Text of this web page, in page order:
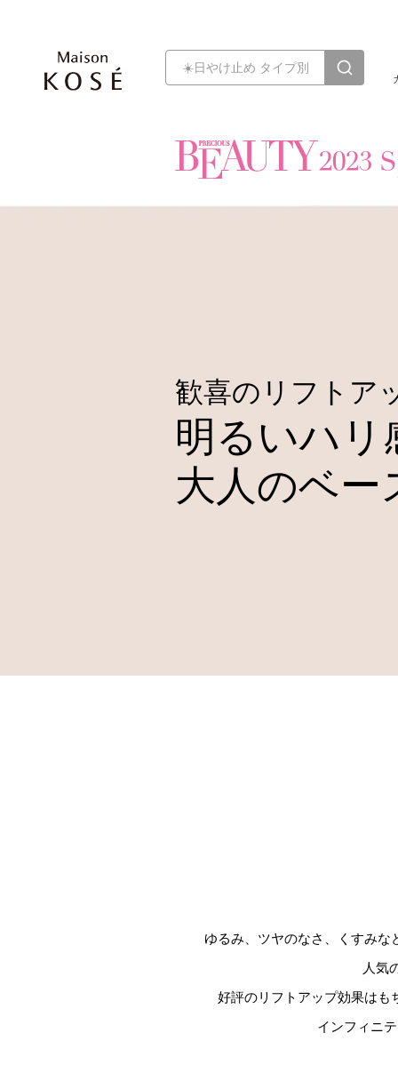
歓喜のリフトア
明るいハ
大人のベー
ゆるみ、ツヤのなさ、くすみ
人気
好評のリフトアップ効果はも
インフィニ